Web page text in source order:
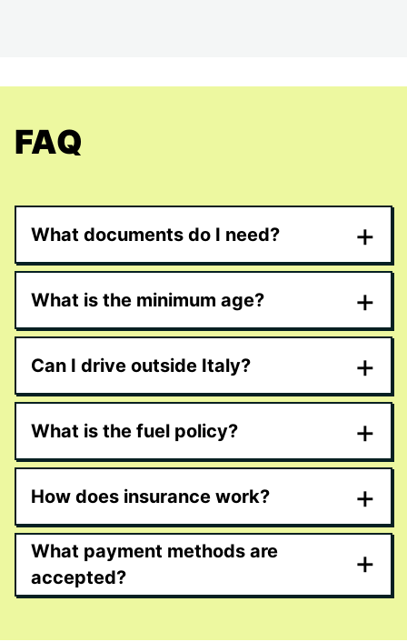
FAQ
What documents do I need? +
What is the minimum age? +
Can I drive outside Italy? +
What is the fuel policy? +
How does insurance work? +
What payment methods are
accepted?
+